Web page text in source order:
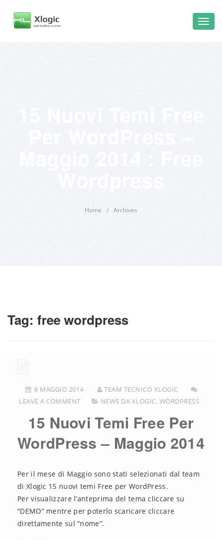
Home / Archives
Tag: free wordpress
8 MAGGIO 2014
TEAM TECNICO XLOGIC
LEAVE A COMMENT
NEWS DA XLOGIC, WORDPRESS
15 Nuovi Temi Free Per
WordPress – Maggio 2014
Per il mese di Maggio sono stati selezionati dal team
di Xlogic 15 nuovi temi Free per WordPress.
Per visualizzare l’anteprima del tema cliccare su
“DEMO” mentre per poterlo scaricare cliccare
direttamente sul “nome”.